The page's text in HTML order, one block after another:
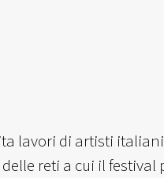
lavori di artisti
reti a cui il festival